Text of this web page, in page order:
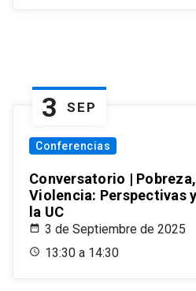
3 SEP
Conferencias
Conversatorio |
Violencia: Perspectivas
la UC
3 de Septiembre de 2025
13:30 a 14:30